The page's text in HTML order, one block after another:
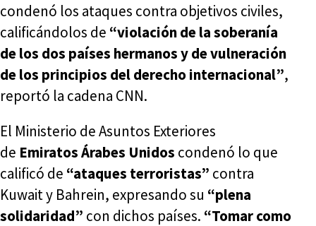
condenó los ataques contra objetivos civiles,
calificándolos de “violación de la soberanía
de los dos países hermanos y de vulneración
de los principios del derecho internacional”,
reportó la cadena CNN.
El Ministerio de Asuntos Exteriores
de Emiratos Árabes Unidos condenó lo que
calificó de “ataques terroristas” contra
Kuwait y Bahrein, expresando su “plena
solidaridad” con dichos países. “Tomar como